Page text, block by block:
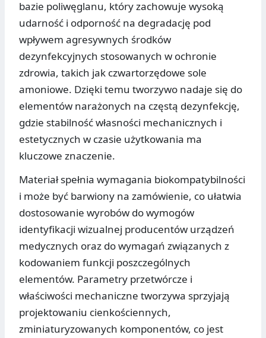
bazie poliwęglanu, który zachowuje wysoką
udarność i odporność na degradację pod
wpływem agresywnych środków
dezynfekcyjnych stosowanych w ochronie
zdrowia, takich jak czwartorzędowe sole
amoniowe. Dzięki temu tworzywo nadaje się do
elementów narażonych na częstą dezynfekcję,
gdzie stabilność własności mechanicznych i
estetycznych w czasie użytkowania ma
kluczowe znaczenie.
Materiał spełnia wymagania biokompatybilności
i może być barwiony na zamówienie, co ułatwia
dostosowanie wyrobów do wymogów
identyfikacji wizualnej producentów urządzeń
medycznych oraz do wymagań związanych z
kodowaniem funkcji poszczególnych
elementów. Parametry przetwórcze i
właściwości mechaniczne tworzywa sprzyjają
projektowaniu cienkościennych,
zminiaturyzowanych komponentów, co jest